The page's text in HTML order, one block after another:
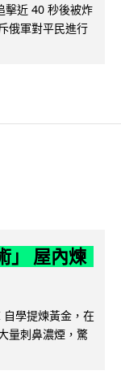
擊近 40 秒後被炸
俄軍對平民進行
」 屋內煉
學提煉黃金，在
量刺鼻濃煙，驚